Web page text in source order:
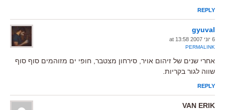
REPLY
gyuval
6 יוני 2007 at 13:58
PERMALINK
אחרי שנים של זיהום אויר, סירחון מצטבר, חופי ים מזוהמים סוף סוף
שווה לגור בקריות.
REPLY
VAN ERIK